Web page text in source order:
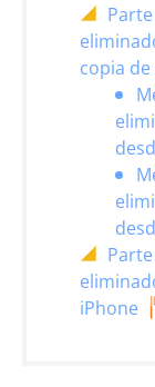
copia
iPhone